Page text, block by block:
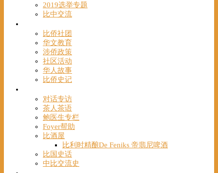
2019选举专题
比中交流
比侨社团
华文教育
涉侨政策
社区活动
华人故事
比侨史记
对话专访
茶人茶语
鲍医生专栏
Foyer帮助
比酒屋
比利时精酿De Feniks 帝翡尼啤酒
比国史话
中比交流史